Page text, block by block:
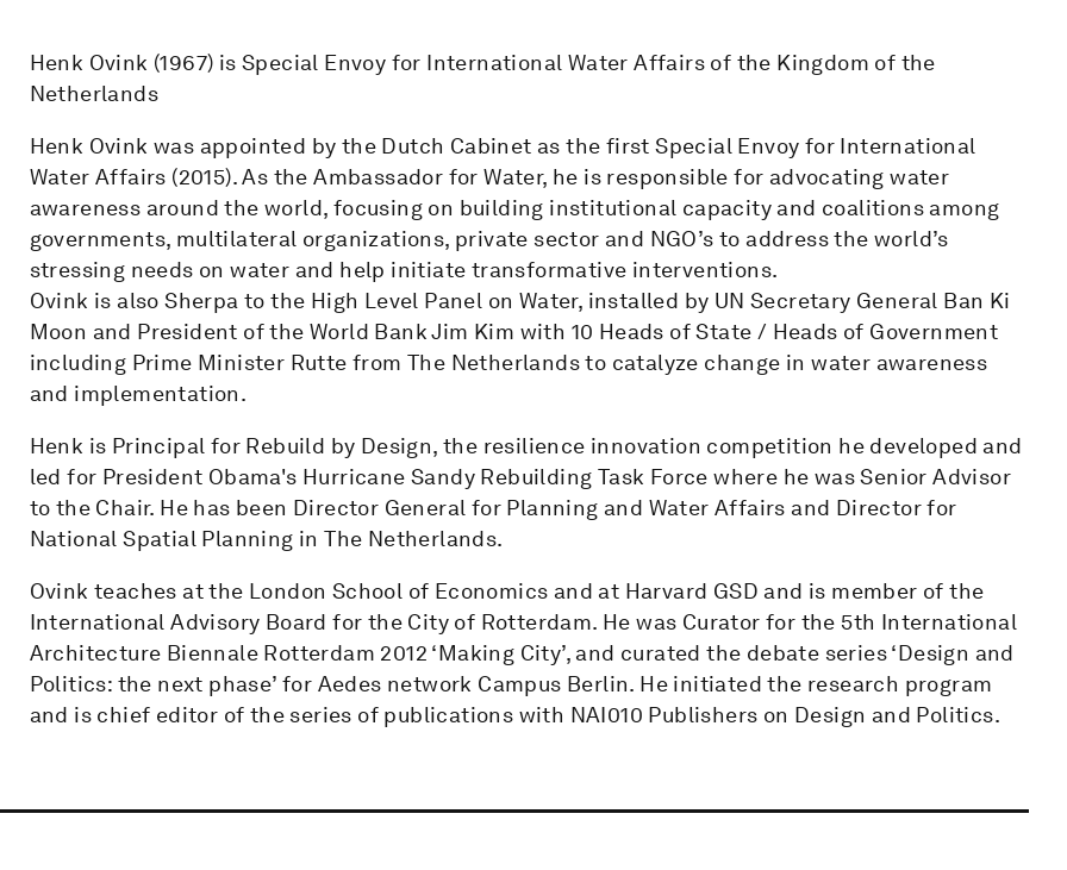
Henk Ovink (1967) is Special Envoy for International Water Affairs of the Kingdom of the
Netherlands
Henk Ovink was appointed by the Dutch Cabinet as the first Special Envoy for International
Water Affairs (2015). As the Ambassador for Water, he is responsible for advocating water
awareness around the world, focusing on building institutional capacity and coalitions among
governments, multilateral organizations, private sector and NGO’s to address the world’s
stressing needs on water and help initiate transformative interventions.
Ovink is also Sherpa to the High Level Panel on Water, installed by UN Secretary General Ban Ki
Moon and President of the World Bank Jim Kim with 10 Heads of State / Heads of Government
including Prime Minister Rutte from The Netherlands to catalyze change in water awareness
and implementation.
Henk is Principal for Rebuild by Design, the resilience innovation competition he developed and
led for President Obama's Hurricane Sandy Rebuilding Task Force where he was Senior Advisor
to the Chair. He has been Director General for Planning and Water Affairs and Director for
National Spatial Planning in The Netherlands.
Ovink teaches at the London School of Economics and at Harvard GSD and is member of the
International Advisory Board for the City of Rotterdam. He was Curator for the 5th International
Architecture Biennale Rotterdam 2012 ‘Making City’, and curated the debate series ‘Design and
Politics: the next phase’ for Aedes network Campus Berlin. He initiated the research program
and is chief editor of the series of publications with NAI010 Publishers on Design and Politics.